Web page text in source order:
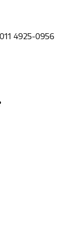
4925-0956